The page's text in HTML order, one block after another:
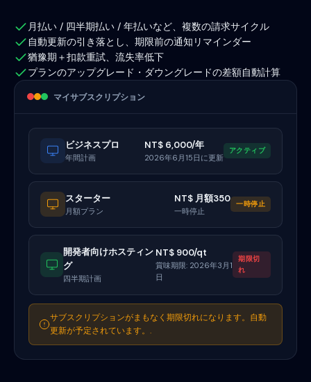
マイサブスクリプション
ビジネスプロ
年間計画
NT$ 6,000/年
2026年6月15日に更新
アクティブ
スターター
月額プラン
NT$ 月額350
一時停止
一時停止
開発者向けホスティン
グ
四半期計画
NT$ 900/qt
賞味期限: 2026年3月1
日
期限切
れ
サブスクリプションがまもなく期限切れになります。自動
更新が予定されています。.
月払い / 四半期払い / 年払いなど、複数の請求サイクル
自動更新の引き落とし、期限前の通知リマインダー
猶豫期＋扣款重試、流失率低下
プランのアップグレード・ダウングレードの差額自動計算